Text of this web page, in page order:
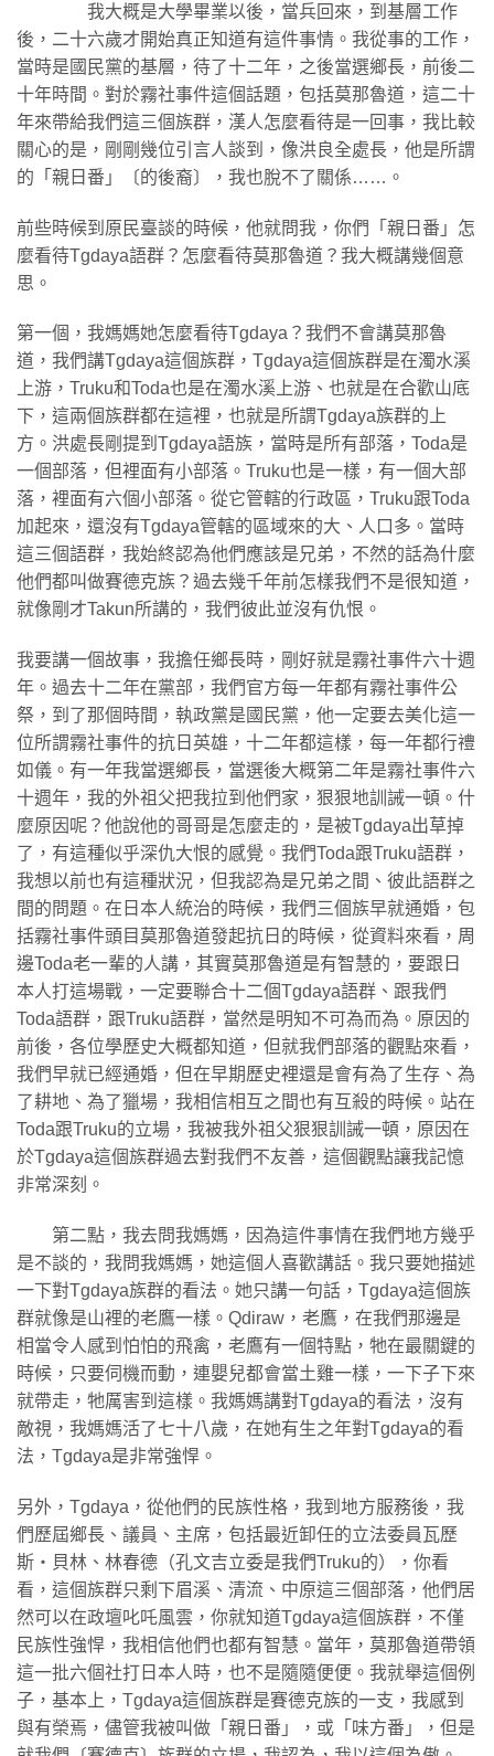
我大概是大學畢業以後，當兵回來，到基層工作
後，二十六歲才開始真正知道有這件事情。我從事的工作，
當時是國民黨的基層，待了十二年，之後當選鄉長，前後二
十年時間。對於霧社事件這個話題，包括莫那魯道，這二十
年來帶給我們這三個族群，漢人怎麼看待是一回事，我比較
關心的是，剛剛幾位引言人談到，像洪良全處長，他是所謂
的「親日番」〔的後裔〕，我也脫不了關係……。
前些時候到原民臺談的時候，他就問我，你們「親日番」怎
麼看待Tgdaya語群？怎麼看待莫那魯道？我大概講幾個意
思。
第一個，我媽媽她怎麼看待Tgdaya？我們不會講莫那魯
道，我們講Tgdaya這個族群，Tgdaya這個族群是在濁水溪
上游，Truku和Toda也是在濁水溪上游、也就是在合歡山底
下，這兩個族群都在這裡，也就是所謂Tgdaya族群的上
方。洪處長剛提到Tgdaya語族，當時是所有部落，Toda是
一個部落，但裡面有小部落。Truku也是一樣，有一個大部
落，裡面有六個小部落。從它管轄的行政區，Truku跟Toda
加起來，還沒有Tgdaya管轄的區域來的大、人口多。當時
這三個語群，我始終認為他們應該是兄弟，不然的話為什麼
他們都叫做賽德克族？過去幾千年前怎樣我們不是很知道，
就像剛才Takun所講的，我們彼此並沒有仇恨。
我要講一個故事，我擔任鄉長時，剛好就是霧社事件六十週
年。過去十二年在黨部，我們官方每一年都有霧社事件公
祭，到了那個時間，執政黨是國民黨，他一定要去美化這一
位所謂霧社事件的抗日英雄，十二年都這樣，每一年都行禮
如儀。有一年我當選鄉長，當選後大概第二年是霧社事件六
十週年，我的外祖父把我拉到他們家，狠狠地訓誡一頓。什
麼原因呢？他說他的哥哥是怎麼走的，是被Tgdaya出草掉
了，有這種似乎深仇大恨的感覺。我們Toda跟Truku語群，
我想以前也有這種狀況，但我認為是兄弟之間、彼此語群之
間的問題。在日本人統治的時候，我們三個族早就通婚，包
括霧社事件頭目莫那魯道發起抗日的時候，從資料來看，周
邊Toda老一輩的人講，其實莫那魯道是有智慧的，要跟日
本人打這場戰，一定要聯合十二個Tgdaya語群、跟我們
Toda語群，跟Truku語群，當然是明知不可為而為。原因的
前後，各位學歷史大概都知道，但就我們部落的觀點來看，
我們早就已經通婚，但在早期歷史裡還是會有為了生存、為
了耕地、為了獵場，我相信相互之間也有互殺的時候。站在
Toda跟Truku的立場，我被我外祖父狠狠訓誡一頓，原因在
於Tgdaya這個族群過去對我們不友善，這個觀點讓我記憶
非常深刻。
第二點，我去問我媽媽，因為這件事情在我們地方幾乎
是不談的，我問我媽媽，她這個人喜歡講話。我只要她描述
一下對Tgdaya族群的看法。她只講一句話，Tgdaya這個族
群就像是山裡的老鷹一樣。Qdiraw，老鷹，在我們那邊是
相當令人感到怕怕的飛禽，老鷹有一個特點，牠在最關鍵的
時候，只要伺機而動，連嬰兒都會當土雞一樣，一下子下來
就帶走，牠厲害到這樣。我媽媽講對Tgdaya的看法，沒有
敵視，我媽媽活了七十八歲，在她有生之年對Tgdaya的看
法，Tgdaya是非常強悍。
另外，Tgdaya，從他們的民族性格，我到地方服務後，我
們歷屆鄉長、議員、主席，包括最近卸任的立法委員瓦歷
斯‧貝林、林春德（孔文吉立委是我們Truku的），你看
看，這個族群只剩下眉溪、清流、中原這三個部落，他們居
然可以在政壇叱吒風雲，你就知道Tgdaya這個族群，不僅
民族性強悍，我相信他們也都有智慧。當年，莫那魯道帶領
這一批六個社打日本人時，也不是隨隨便便。我就舉這個例
子，基本上，Tgdaya這個族群是賽德克族的一支，我感到
與有榮焉，儘管我被叫做「親日番」，或「味方番」，但是